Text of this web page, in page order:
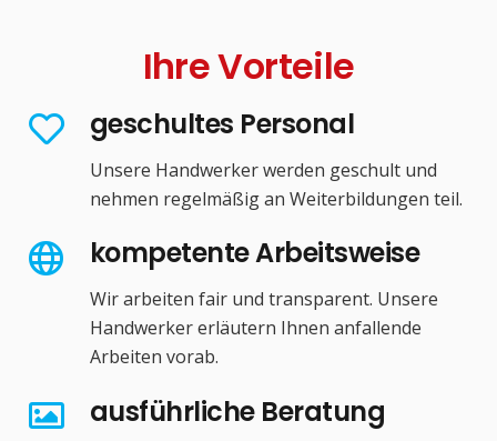
Ihre Vorteile
geschultes Personal
Unsere Handwerker werden geschult und
nehmen regelmäßig an Weiterbildungen teil.
kompetente Arbeitsweise
Wir arbeiten fair und transparent. Unsere
Handwerker erläutern Ihnen anfallende
Arbeiten vorab.
ausführliche Beratung